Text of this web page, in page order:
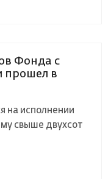
Фонда с
прошел в
на исполнении
свыше двухсот